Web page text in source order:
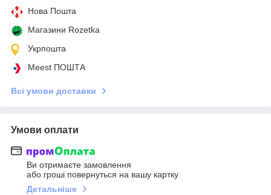
Нова Пошта
Магазини Rozetka
Укрпошта
Meest ПОШТА
Всі умови доставки
Умови оплати
Ви отримаєте замовлення
або гроші повернуться на вашу картку
Детальніше